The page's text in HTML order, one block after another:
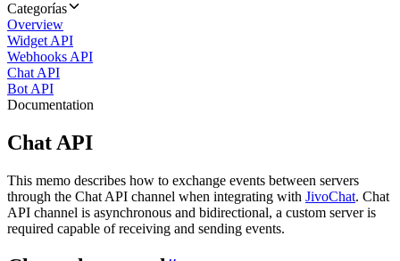
Categorías
Overview
Widget API
Webhooks API
Chat API
Bot API
Documentation
Chat API
This memo describes how to exchange events between servers
through the Chat API channel when integrating with JivoChat. Chat
API channel is asynchronous and bidirectional, a custom server is
required capable of receiving and sending events.